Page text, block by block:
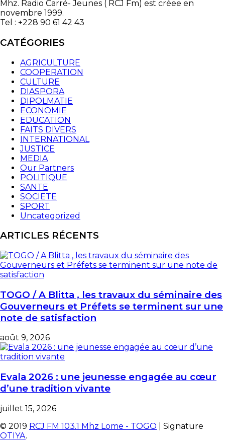
Mhz. Radio Carré- Jeunes ( RCJ Fm) est créee en
novembre 1999.
Tel : +228 90 61 42 43
CATÉGORIES
AGRICULTURE
COOPERATION
CULTURE
DIASPORA
DIPOLMATIE
ECONOMIE
EDUCATION
FAITS DIVERS
INTERNATIONAL
JUSTICE
MEDIA
Our Partners
POLITIQUE
SANTE
SOCIETE
SPORT
Uncategorized
ARTICLES RÉCENTS
TOGO / A Blitta , les travaux du séminaire des
Gouverneurs et Préfets se terminent sur une
note de satisfaction
août 9, 2026
Evala 2026 : une jeunesse engagée au cœur
d’une tradition vivante
juillet 15, 2026
© 2019 RCJ FM 103.1 Mhz Lome - TOGO | Signature
OTIYA.